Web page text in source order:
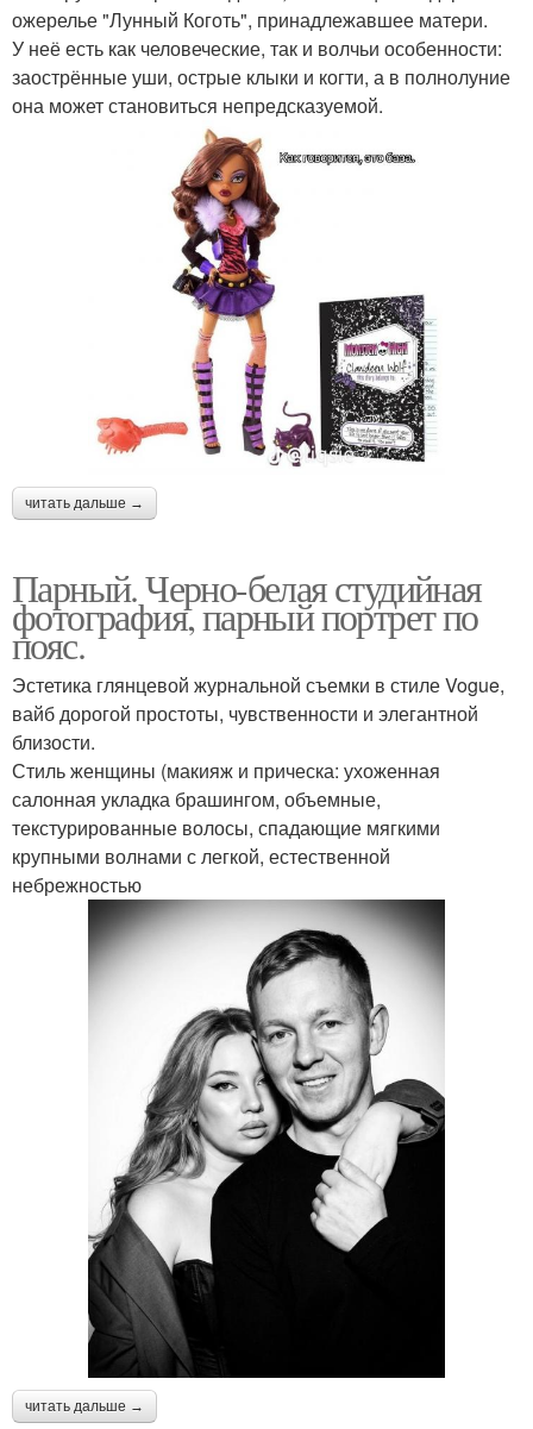
ожерелье "Лунный Коготь", принадлежавшее матери.
У неё есть как человеческие, так и волчьи особенности:
заострённые уши, острые клыки и когти, а в полнолуние
она может становиться непредсказуемой.
читать дальше →
Парный. Черно-белая студийная
фотография, парный портрет по
пояс.
Эстетика глянцевой журнальной съемки в стиле Vogue,
вайб дорогой простоты, чувственности и элегантной
близости.
Стиль женщины (макияж и прическа: ухоженная
салонная укладка брашингом, объемные,
текстурированные волосы, спадающие мягкими
крупными волнами с легкой, естественной
небрежностью
читать дальше →